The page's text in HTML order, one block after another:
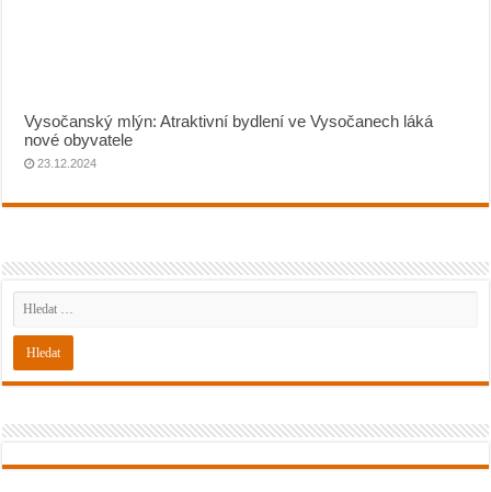
Vysočanský mlýn: Atraktivní bydlení ve Vysočanech láká
nové obyvatele
23.12.2024